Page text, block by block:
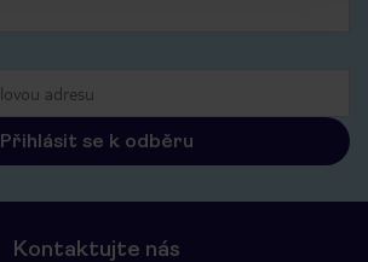
Přihlásit se k odběru
Kontaktujte nás